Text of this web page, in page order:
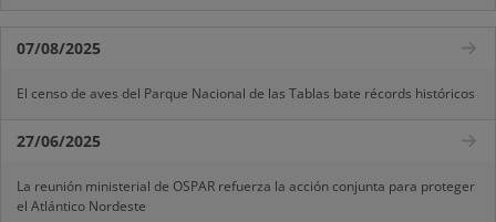
07/08/2025
El censo de aves del Parque Nacional de las Tablas bate récords históricos
27/06/2025
La reunión ministerial de OSPAR refuerza la acción conjunta para proteger
el Atlántico Nordeste